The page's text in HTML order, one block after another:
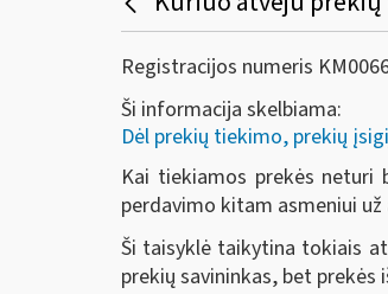
Registracijos numeris
Ši informacija skelbiama:
Dėl prekių tiekimo, prekių
Kai tiekiamos prekės
perdavimo kitam asmeniui
Ši taisyklė taikytina tokiais
prekių savininkas, bet